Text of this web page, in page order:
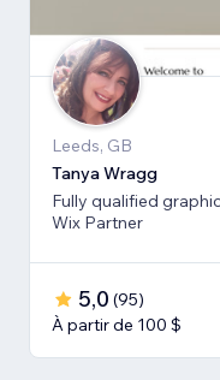
Leeds, GB
Tanya Wragg
Fully qualified
Wix Partner
5,0 (95)
À partir de 100 $